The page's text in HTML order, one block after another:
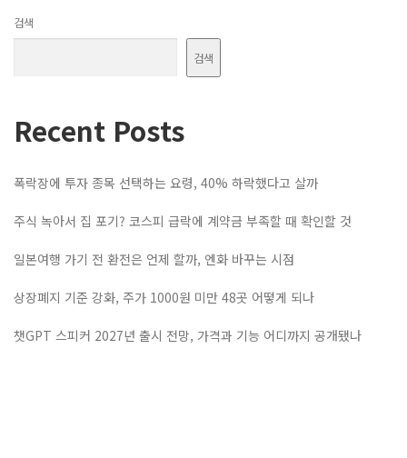
검색
검색
Recent Posts
폭락장에 투자 종목 선택하는 요령, 40% 하락했다고 살까
주식 녹아서 집 포기? 코스피 급락에 계약금 부족할 때 확인할 것
일본여행 가기 전 환전은 언제 할까, 엔화 바꾸는 시점
상장폐지 기준 강화, 주가 1000원 미만 48곳 어떻게 되나
챗GPT 스피커 2027년 출시 전망, 가격과 기능 어디까지 공개됐나